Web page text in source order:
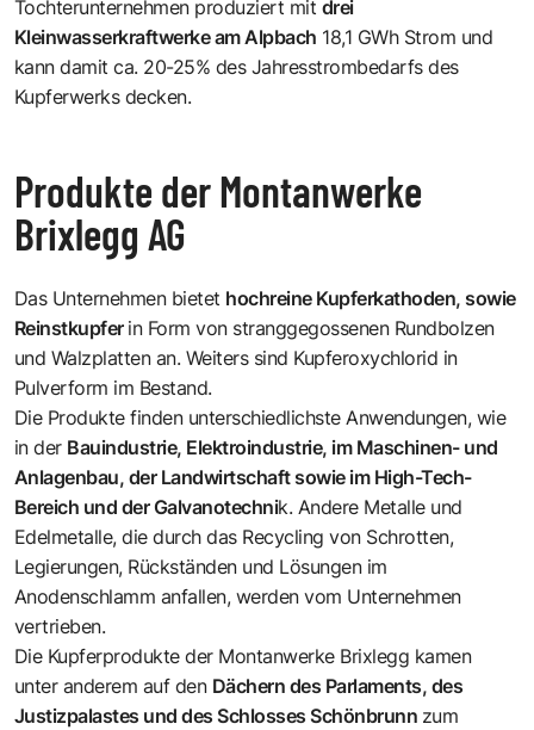
Tochterunternehmen produziert mit drei
Kleinwasserkraftwerke am Alpbach 18,1 GWh Strom und
kann damit ca. 20-25% des Jahresstrombedarfs des
Kupferwerks decken.
Produkte der Montanwerke
Brixlegg AG
Das Unternehmen bietet hochreine Kupferkathoden, sowie
Reinstkupfer in Form von stranggegossenen Rundbolzen
und Walzplatten an. Weiters sind Kupferoxychlorid in
Pulverform im Bestand.
Die Produkte finden unterschiedlichste Anwendungen, wie
in der Bauindustrie, Elektroindustrie, im Maschinen- und
Anlagenbau, der Landwirtschaft sowie im High-Tech-
Bereich und der Galvanotechnik. Andere Metalle und
Edelmetalle, die durch das Recycling von Schrotten,
Legierungen, Rückständen und Lösungen im
Anodenschlamm anfallen, werden vom Unternehmen
vertrieben.
Die Kupferprodukte der Montanwerke Brixlegg kamen
unter anderem auf den Dächern des Parlaments, des
Justizpalastes und des Schlosses Schönbrunn zum